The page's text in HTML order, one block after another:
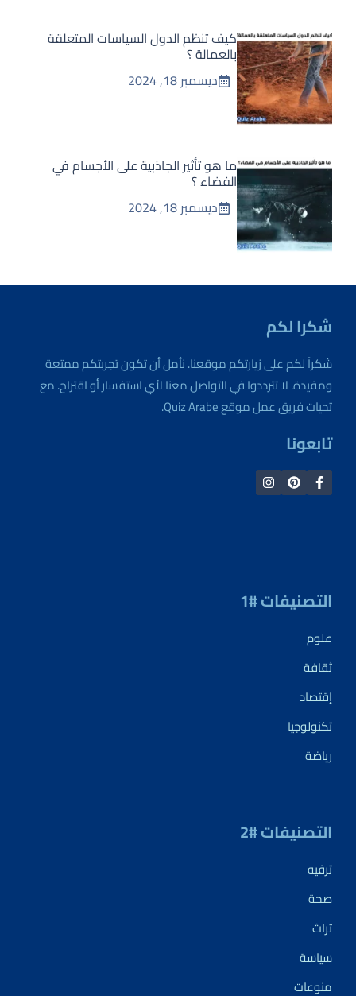
كيف تنظم الدول السياسات المتعلقة
بالعمالة ؟
ديسمبر 18, 2024
ما هو تأثير الجاذبية على الأجسام في
الفضاء ؟
ديسمبر 18, 2024
شكرا لكم
شكراً لكم على زيارتكم موقعنا. نأمل أن تكون تجربتكم ممتعة
ومفيدة. لا تترددوا في التواصل معنا لأي استفسار أو اقتراح. مع
تحيات فريق عمل موقع Quiz Arabe.
تابعونا
التصنيفات #1
علوم
ثقافة
إقتصاد
تكنولوجيا
رياضة
التصنيفات #2
ترفيه
صحة
تراث
سياسة
منوعات